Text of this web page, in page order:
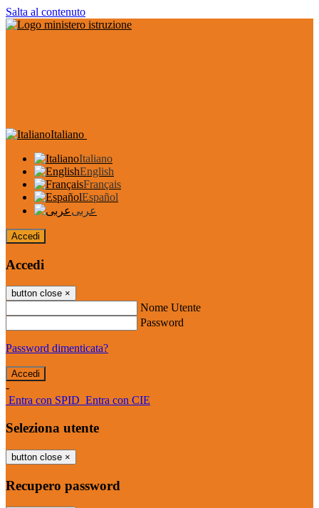
Salta al contenuto
Italiano
Italiano
English
Français
Español
عربى
Accedi
Accedi
button close ×
Nome Utente
Password
Password dimenticata?
-
Entra con SPID Entra con CIE
Seleziona utente
button close ×
Recupero password